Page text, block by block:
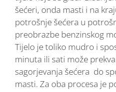
šećeri, onda masti i na
potrošnje šećera u
preobrazbe benzinskog
Tijelo je toliko mudro i
minuta ili sati može
sagorjevanja šećera do
masti. Za oba procesa je